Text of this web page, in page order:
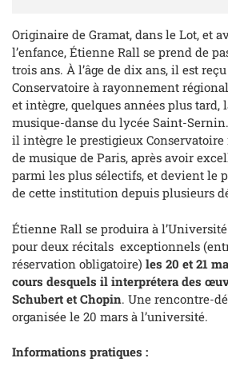
Originaire de Gramat, dans le Lot, et
l’enfance, Étienne Rall se prend de
trois ans. À l’âge de dix ans, il est
Conservatoire à rayonnement
et intègre, quelques années plus tard,
musique-danse du lycée Saint-
il intègre le prestigieux
de musique de Paris, après avoir
parmi les plus sélectifs, et devient le
de cette institution depuis plusieurs
Étienne Rall se produira à
pour deux récitals exceptionnels
réservation obligatoire) les 20 et 21
cours desquels il interprétera des
Schubert et Chopin. Une rencontre-
organisée le 20 mars à l’université.
Informations pratiques :